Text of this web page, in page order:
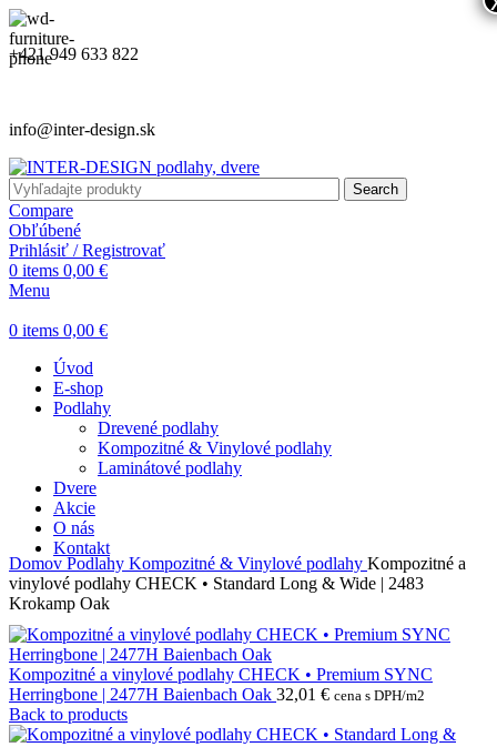
+421 949 633 822
info@inter-design.sk
Search
Compare
Obľúbené
Prihlásiť / Registrovať
0 items 0,00 €
Menu
0 items 0,00 €
Úvod
E-shop
Podlahy
Drevené podlahy
Kompozitné & Vinylové podlahy
Laminátové podlahy
Dvere
Akcie
O nás
Kontakt
Domov Podlahy Kompozitné & Vinylové podlahy Kompozitné a
vinylové podlahy CHECK • Standard Long & Wide | 2483
Krokamp Oak
Kompozitné a vinylové podlahy CHECK • Premium SYNC
Herringbone | 2477H Baienbach Oak 32,01 € cena s DPH/m2
Back to products